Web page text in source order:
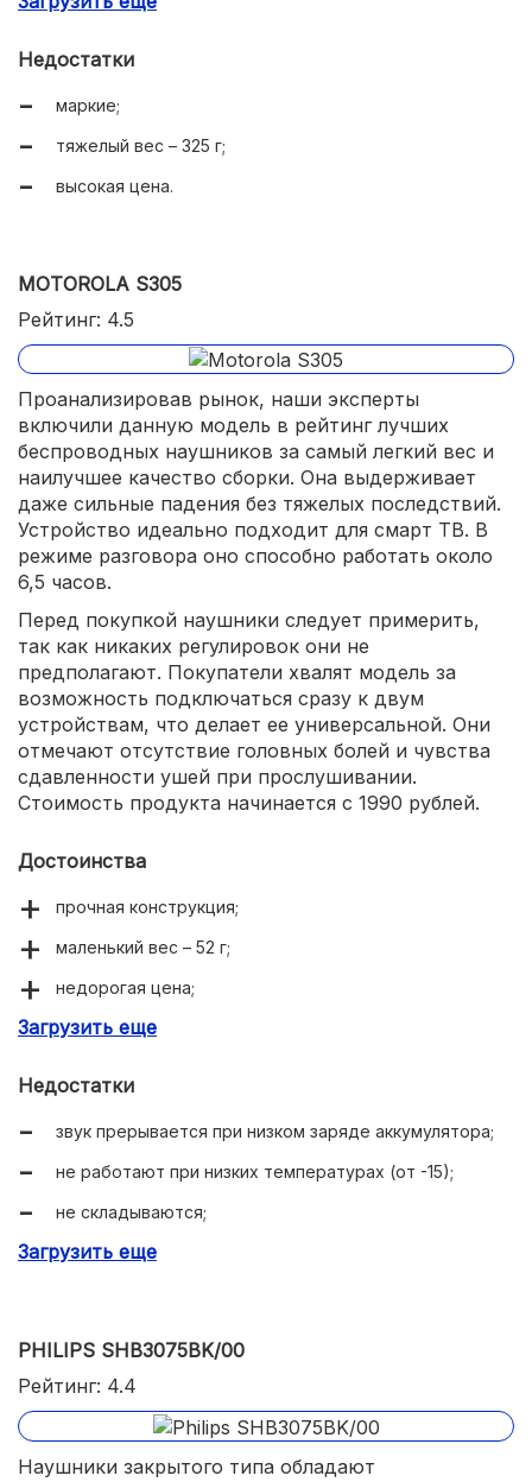
Недостатки
маркие;
тяжелый вес – 325 г;
высокая цена.
MOTOROLA S305
Рейтинг: 4.5
Проанализировав рынок, наши эксперты
включили данную модель в рейтинг лучших
беспроводных наушников за самый легкий вес и
наилучшее качество сборки. Она выдерживает
даже сильные падения без тяжелых последствий.
Устройство идеально подходит для смарт ТВ. В
режиме разговора оно способно работать около
6,5 часов.
Перед покупкой наушники следует примерить,
так как никаких регулировок они не
предполагают. Покупатели хвалят модель за
возможность подключаться сразу к двум
устройствам, что делает ее универсальной. Они
отмечают отсутствие головных болей и чувства
сдавленности ушей при прослушивании.
Стоимость продукта начинается с 1990 рублей.
Достоинства
прочная конструкция;
маленький вес – 52 г;
недорогая цена;
защита от влаги;
Загрузить еще
Недостатки
звук прерывается при низком заряде аккумулятора;
не работают при низких температурах (от -15);
не складываются;
отпечатки пальцев на матовом покрытии.
Загрузить еще
PHILIPS SHB3075BK/00
Рейтинг: 4.4
Наушники закрытого типа обладают